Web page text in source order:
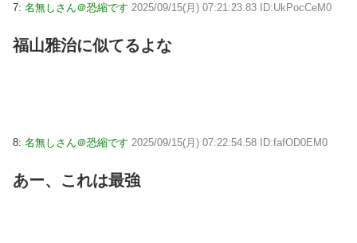
7: 名無しさん＠恐縮です 2025/09/15(月) 07:21:23.83 ID:UkPocCeM0
福山雅治に似てるよな
8: 名無しさん＠恐縮です 2025/09/15(月) 07:22:54.58 ID:fafOD0EM0
あー、これは最強